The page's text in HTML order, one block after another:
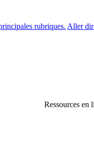
rubriques. Aller
Ressources en